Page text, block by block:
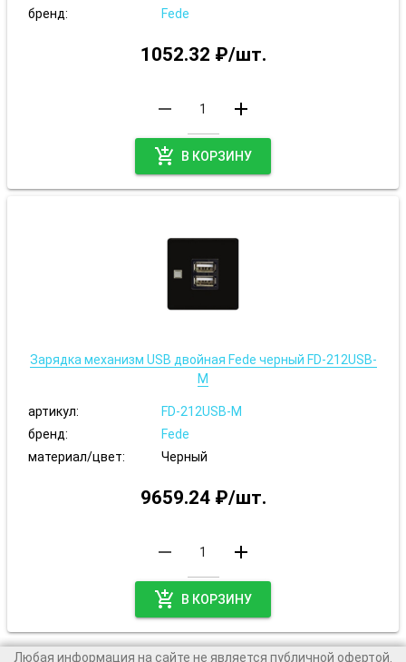
бренд:
Fede
1052.32 ₽/шт.
remove add
add_shopping_cart В КОРЗИНУ
Зарядка механизм USB двойная Fede черный FD-212USB-
M
артикул:
FD-212USB-M
бренд:
Fede
материал/цвет:
Черный
9659.24 ₽/шт.
remove add
add_shopping_cart В КОРЗИНУ
Любая информация на сайте не является публичной офертой.